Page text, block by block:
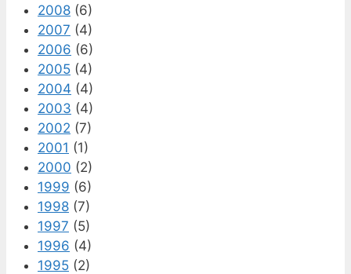
2008 (6)
2007 (4)
2006 (6)
2005 (4)
2004 (4)
2003 (4)
2002 (7)
2001 (1)
2000 (2)
1999 (6)
1998 (7)
1997 (5)
1996 (4)
1995 (2)